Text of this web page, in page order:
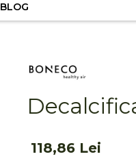
BLOG
118,86 Lei